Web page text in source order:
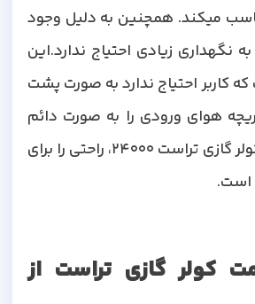
میکند. همچنین به دلیل وجود
زیادی احتیاج ندارد.این
احتیاج ندارد به صورت پشت
هوای ورودی را به صورت دائم
چک کند. در واقع کولر گازی تراست 24000، راحتی را برای
کولر گازی تراست از